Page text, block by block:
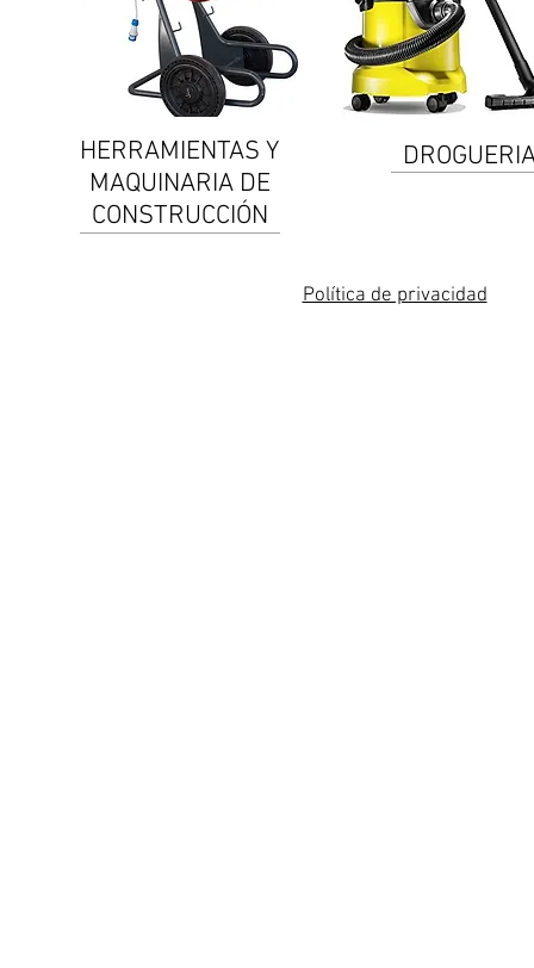
HERRAMIENTAS Y
MAQUINARIA DE
CONSTRUCCIÓN
Política de privacidad